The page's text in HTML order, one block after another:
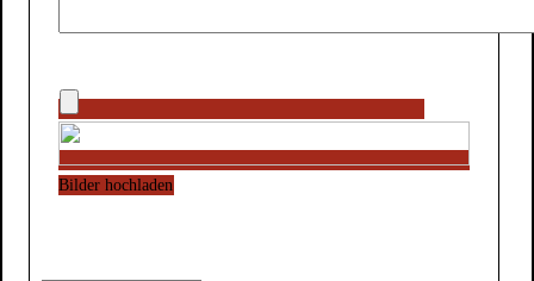
Bilder hochladen